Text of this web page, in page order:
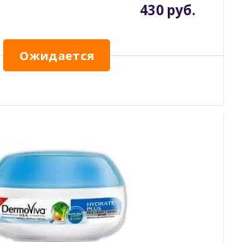
430 руб.
Ожидается